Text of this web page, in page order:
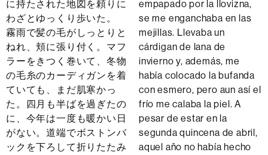
に持たされた地図を頼りに
わざとゆっくり歩いた。
霧雨で髪の毛がしっとりと
ねれ、頬に張り付く。マフ
ラーをきつく巻いて、冬物
の毛糸のカーディガンを着
ていても、まだ肌寒かっ
た。四月も半ばを過ぎたの
に、今年は一度も暖かい日
がない。道端でボストンバ
ックを下ろして折りたたみ
empapado por la llovizna,
se me enganchaba en las
mejillas. Llevaba un
cárdigan de lana de
invierno y, además, me
había colocado la bufanda
con esmero, pero aun así el
frío me calaba la piel. A
pesar de estar en la
segunda quincena de abril,
aquel año no había hecho